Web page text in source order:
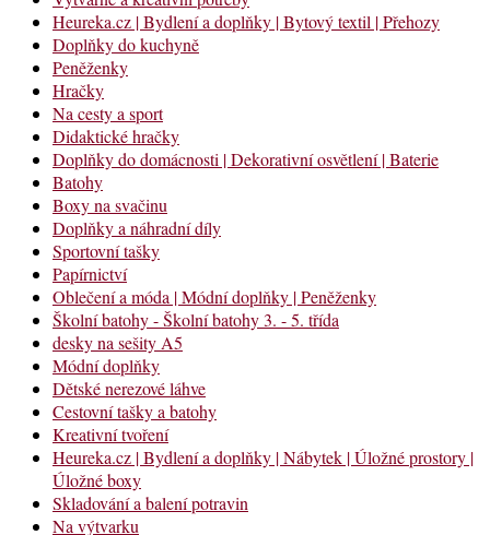
Heureka.cz | Bydlení a doplňky | Bytový textil | Přehozy
Doplňky do kuchyně
Peněženky
Hračky
Na cesty a sport
Didaktické hračky
Doplňky do domácnosti | Dekorativní osvětlení | Baterie
Batohy
Boxy na svačinu
Doplňky a náhradní díly
Sportovní tašky
Papírnictví
Oblečení a móda | Módní doplňky | Peněženky
Školní batohy - Školní batohy 3. - 5. třída
desky na sešity A5
Módní doplňky
Dětské nerezové láhve
Cestovní tašky a batohy
Kreativní tvoření
Heureka.cz | Bydlení a doplňky | Nábytek | Úložné prostory |
Úložné boxy
Skladování a balení potravin
Na výtvarku